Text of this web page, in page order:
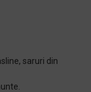
saruri din